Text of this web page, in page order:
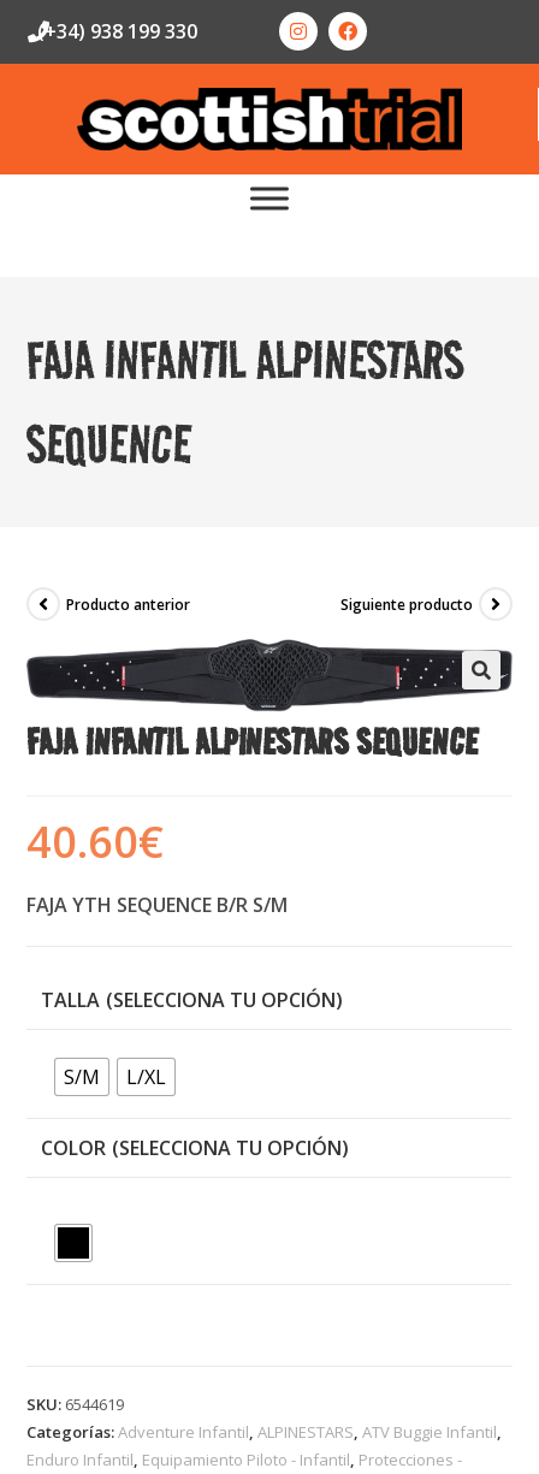
(+34) 938 199 330
FAJA INFANTIL ALPINESTARS
SEQUENCE
Producto anterior Siguiente producto
FAJA INFANTIL ALPINESTARS SEQUENCE
40.60€
FAJA YTH SEQUENCE B/R S/M
TALLA
S/M L/XL
COLOR
SKU: 6544619
Categorías:Adventure Infantil,ALPINESTARS,ATV Buggie Infantil,
Enduro Infantil, Equipamiento Piloto - Infantil, Protecciones -